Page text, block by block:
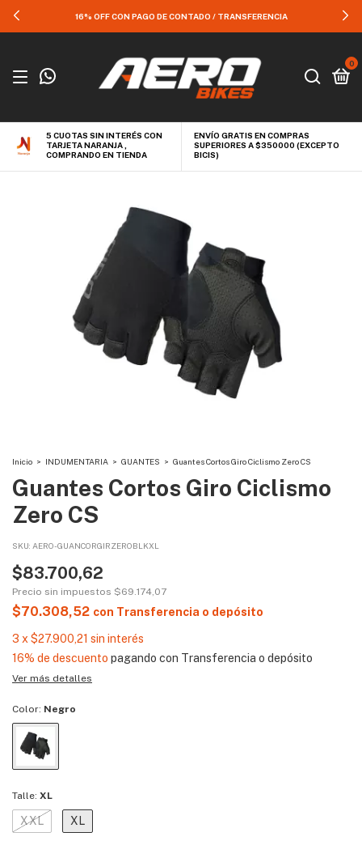
16% OFF CON PAGO DE CONTADO / TRANSFERENCIA
0
5 CUOTAS SIN INTERÉS CON
TARJETA NARANJA ,
COMPRANDO EN TIENDA
ENVÍO GRATIS EN COMPRAS
SUPERIORES A $350000 (EXCEPTO
BICIS)
Inicio > INDUMENTARIA > GUANTES > Guantes Cortos Giro Ciclismo Zero CS
Guantes Cortos Giro Ciclismo
Zero CS
SKU: AERO-GUANCORGIRZEROBLKXL
$83.700,62
Precio sin impuestos $69.174,07
$70.308,52 con Transferencia o depósito
3 x $27.900,21 sin interés
16% de descuento pagando con Transferencia o depósito
Ver más detalles
Color: Negro
Talle: XL
XXL XL